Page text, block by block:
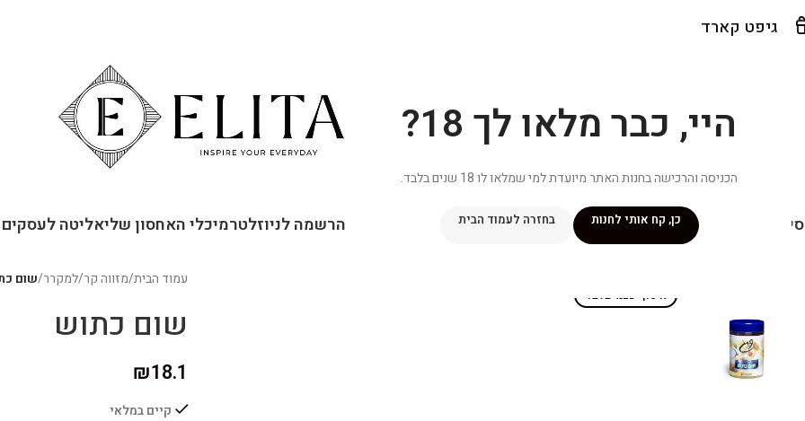
היי, כבר מלאו לך 18?
הכניסה והרכישה בחנות האתר מיועדת למי שמלאו לו 18 שנים בלבד.
כן, קח אותי לחנות בחזרה לעמוד הבית
גיפט קארד
שלי מתכוניםמנוי ״אליטה פלוס״חנותפרסומים במדיה הרשמה לניוזלטרמיכלי האחסון שליאליטה לעסקים
איסוף עצמי בלבד
עמוד הבית/מזווה קר/למקרר/שום
שום כתוש
₪18.1
קיים במלאי